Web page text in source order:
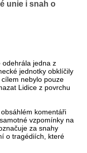
unie i snah o
odehrála jedna z
jednotky obklíčily
nebylo pouze
Lidice z povrchu
komentáři
vzpomínky na
za snahy
o tragédiích, které